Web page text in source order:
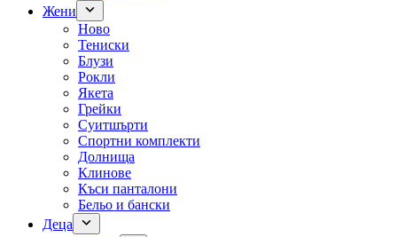
Жени
Ново
Тениски
Блузи
Рокли
Якета
Грейки
Суитшърти
Спортни комплекти
Долнища
Клинове
Къси панталони
Бельо и бански
Деца